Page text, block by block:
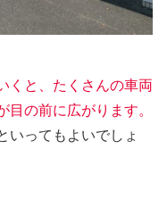
くと、たくさんの車両
の前に広がります。
いってもよいでしょ